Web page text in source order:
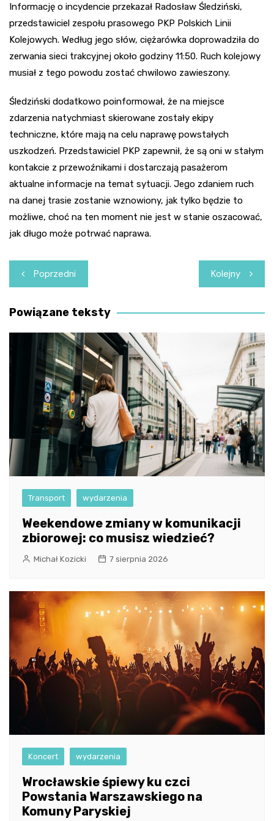
Informację o incydencie przekazał Radosław Śledziński,
przedstawiciel zespołu prasowego PKP Polskich Linii
Kolejowych. Według jego słów, ciężarówka doprowadziła do
zerwania sieci trakcyjnej około godziny 11:50. Ruch kolejowy
musiał z tego powodu zostać chwilowo zawieszony.
Śledziński dodatkowo poinformował, że na miejsce
zdarzenia natychmiast skierowane zostały ekipy
techniczne, które mają na celu naprawę powstałych
uszkodzeń. Przedstawiciel PKP zapewnił, że są oni w stałym
kontakcie z przewoźnikami i dostarczają pasażerom
aktualne informacje na temat sytuacji. Jego zdaniem ruch
na danej trasie zostanie wznowiony, jak tylko będzie to
możliwe, choć na ten moment nie jest w stanie oszacować,
jak długo może potrwać naprawa.
Nawigacja
wpisu
Poprzedni Kolejny
Powiązane teksty
Transport wydarzenia
Weekendowe zmiany w komunikacji
zbiorowej: co musisz wiedzieć?
Michał Kozicki 7 sierpnia 2026
Koncert wydarzenia
Wrocławskie śpiewy ku czci
Powstania Warszawskiego na
Komuny Paryskiej